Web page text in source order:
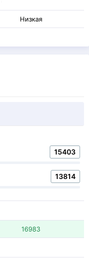
Низкая
15403
13814
16983